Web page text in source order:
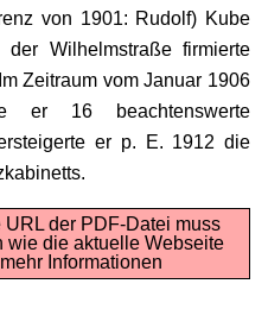
von 1901: Rudolf) Kube
Wilhelmstraße firmierte
Zeitraum vom Januar 1906
er 16 beachtenswerte
er p. E. 1912 die
der PDF-Datei muss
die aktuelle Webseite
Informationen